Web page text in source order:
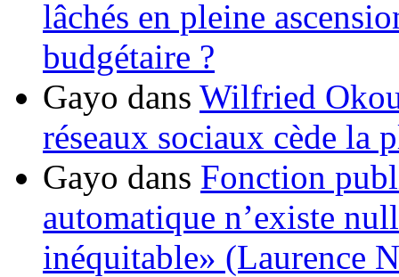
lâchés en pleine
budgétaire ?
Gayo dans Wilfried
réseaux sociaux cède la
Gayo dans Fonction
automatique n’existe
inéquitable» (Laurence